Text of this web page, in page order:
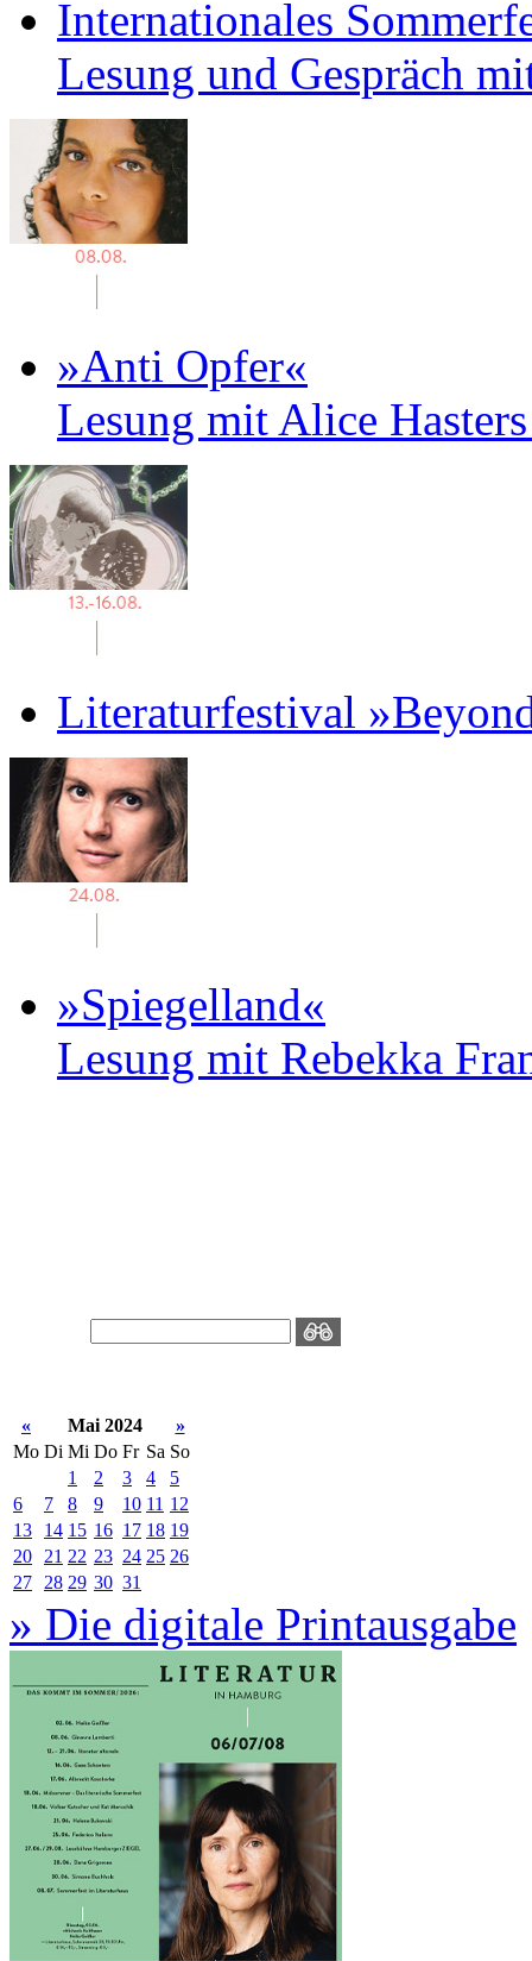
Internationales
Lesung und Gespräch
»Anti Opfer«
Lesung mit Alice
Literaturfestival
»Spiegelland«
Lesung mit Rebekka
« Mai 2024
»
Mo Di Mi Do Fr Sa So
1
2 3 4
5
6
7 8 9 10 11 12
13
14 15 16 17 18 19
20
21 22 23 24 25 26
27
28 29 30 31
» Die digitale Printausgabe